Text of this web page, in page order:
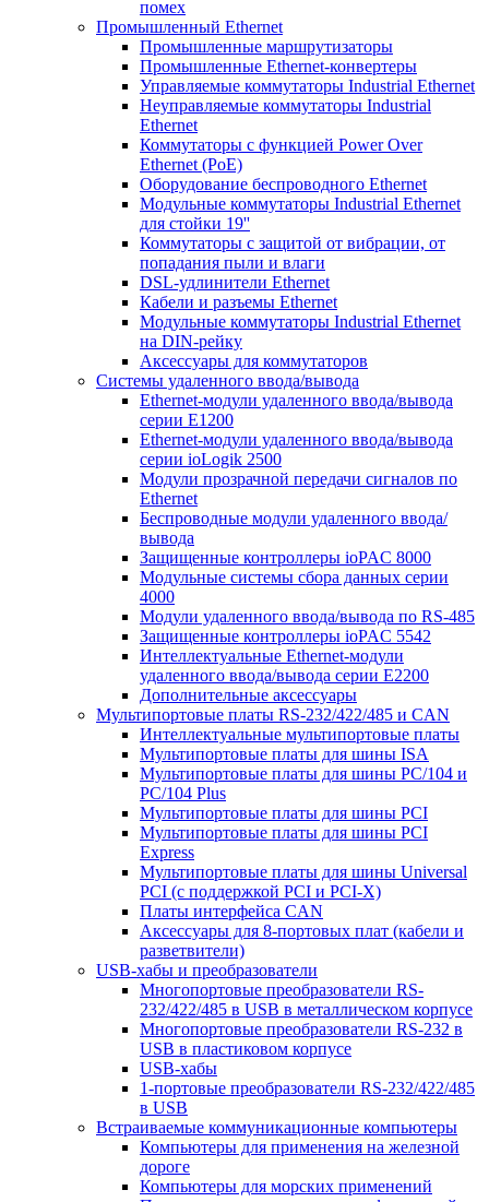
помех
Промышленный Ethernet
Промышленные маршрутизаторы
Промышленные Ethernet-конвертеры
Управляемые коммутаторы Industrial Ethernet
Неуправляемые коммутаторы Industrial
Ethernet
Коммутаторы с функцией Power Over
Ethernet (PoE)
Оборудование беспроводного Ethernet
Модульные коммутаторы Industrial Ethernet
для стойки 19''
Коммутаторы с защитой от вибрации, от
попадания пыли и влаги
DSL-удлинители Ethernet
Кабели и разъемы Ethernet
Модульные коммутаторы Industrial Ethernet
на DIN-рейку
Аксессуары для коммутаторов
Системы удаленного ввода/вывода
Ethernet-модули удаленного ввода/вывода
серии E1200
Ethernet-модули удаленного ввода/вывода
серии ioLogik 2500
Модули прозрачной передачи сигналов по
Ethernet
Беспроводные модули удаленного ввода/
вывода
Защищенные контроллеры ioPAC 8000
Модульные системы сбора данных серии
4000
Модули удаленного ввода/вывода по RS-485
Защищенные контроллеры ioPAC 5542
Интеллектуальные Ethernet-модули
удаленного ввода/вывода серии E2200
Дополнительные аксессуары
Мультипортовые платы RS-232/422/485 и CAN
Интеллектуальные мультипортовые платы
Мультипортовые платы для шины ISA
Мультипортовые платы для шины PC/104 и
PC/104 Plus
Мультипортовые платы для шины PCI
Мультипортовые платы для шины PCI
Express
Мультипортовые платы для шины Universal
PCI (с поддержкой PCI и PCI-X)
Платы интерфейса CAN
Аксессуары для 8-портовых плат (кабели и
разветвители)
USB-хабы и преобразователи
Многопортовые преобразователи RS-
232/422/485 в USB в металлическом корпусе
Многопортовые преобразователи RS-232 в
USB в пластиковом корпусе
USB-хабы
1-портовые преобразователи RS-232/422/485
в USB
Встраиваемые коммуникационные компьютеры
Компьютеры для применения на железной
дороге
Компьютеры для морских применений